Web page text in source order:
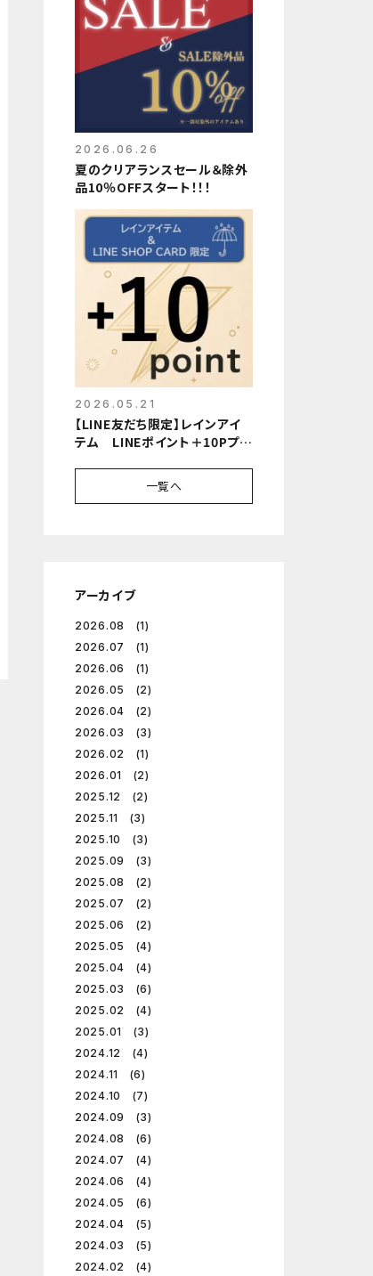
2026.06.26
夏のクリアランスセール＆除外
品10％OFFスタート！！！
2026.05.21
【LINE友だち限定】レインアイ
テム LINEポイント＋10Pプレ
一覧へ
アーカイブ
2026.08 (1)
2026.07 (1)
2026.06 (1)
2026.05 (2)
2026.04 (2)
2026.03 (3)
2026.02 (1)
2026.01 (2)
2025.12 (2)
2025.11 (3)
2025.10 (3)
2025.09 (3)
2025.08 (2)
2025.07 (2)
2025.06 (2)
2025.05 (4)
2025.04 (4)
2025.03 (6)
2025.02 (4)
2025.01 (3)
2024.12 (4)
2024.11 (6)
2024.10 (7)
2024.09 (3)
2024.08 (6)
2024.07 (4)
2024.06 (4)
2024.05 (6)
2024.04 (5)
2024.03 (5)
2024.02 (4)